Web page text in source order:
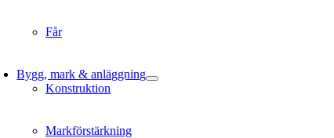
Får
Bygg, mark & anläggning
Konstruktion
Markförstärkning